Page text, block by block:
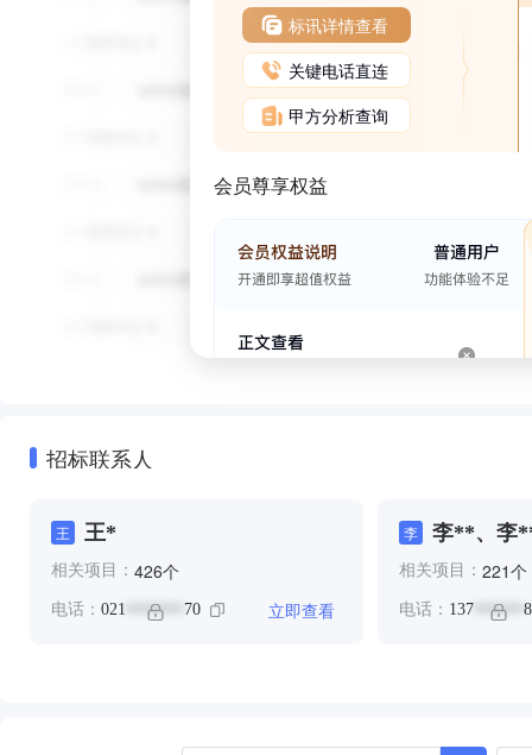
标讯详情查看
关键电话直连
甲方分析查询
会员尊享权益
招标联系人
王 王*
相关项目： 426个
电话： 021 ******* 70 立即查看
李 李**、李
相关项目： 221个
电话： 137 ******